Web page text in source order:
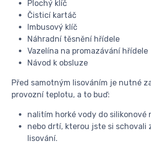
Plochý klíč
Čisticí kartáč
Imbusový klíč
Náhradní těsnění hřídele
Vazelína na promazávání hřídele
Návod k obsluze
Před samotným lisováním je nutné
provozní teplotu, a to buď:
nalitím horké vody do silikonové
nebo drtí, kterou jste si schovali
lisování.